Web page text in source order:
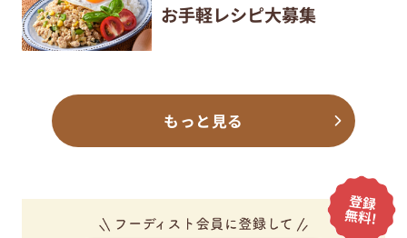
お手軽レシピ大募集
もっと見る